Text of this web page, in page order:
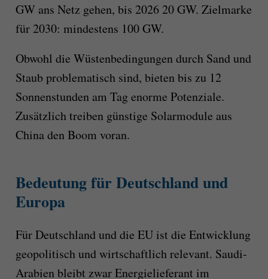
GW ans Netz gehen, bis 2026 20 GW. Zielmarke
für 2030: mindestens 100 GW.
Obwohl die Wüstenbedingungen durch Sand und
Staub problematisch sind, bieten bis zu 12
Sonnenstunden am Tag enorme Potenziale.
Zusätzlich treiben günstige Solarmodule aus
China den Boom voran.
Bedeutung für Deutschland und
Europa
Für Deutschland und die EU ist die Entwicklung
geopolitisch und wirtschaftlich relevant. Saudi-
Arabien bleibt zwar Energielieferant im